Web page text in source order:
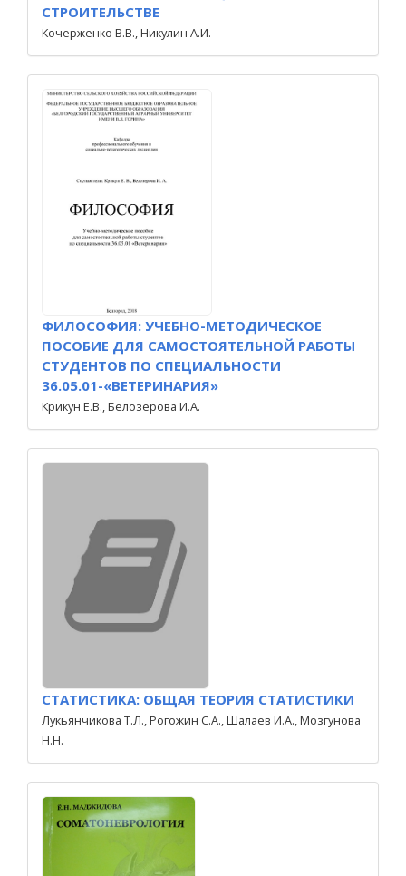
СТРОИТЕЛЬСТВЕ
Кочерженко В.В., Никулин А.И.
ФИЛОСОФИЯ: УЧЕБНО-МЕТОДИЧЕСКОЕ
ПОСОБИЕ ДЛЯ САМОСТОЯТЕЛЬНОЙ РАБОТЫ
СТУДЕНТОВ ПО СПЕЦИАЛЬНОСТИ
36.05.01-«ВЕТЕРИНАРИЯ»
Крикун Е.В., Белозерова И.А.
СТАТИСТИКА: ОБЩАЯ ТЕОРИЯ СТАТИСТИКИ
Лукьянчикова Т.Л., Рогожин С.А., Шалаев И.А., Мозгунова
Н.Н.